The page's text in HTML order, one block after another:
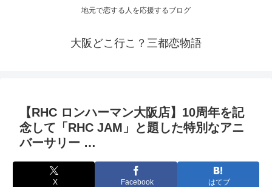
地元で恋する人を応援するブログ
大阪どこ行こ？三都恋物語
【RHC ロンハーマン大阪店】10周年を記
念して「RHC JAM」と題した特別なアニ
バーサリー …
X Facebook はてブ